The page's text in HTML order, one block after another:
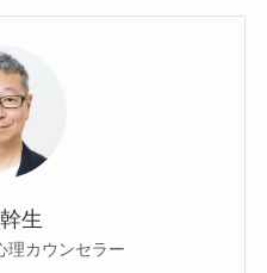
生
理カウンセラー